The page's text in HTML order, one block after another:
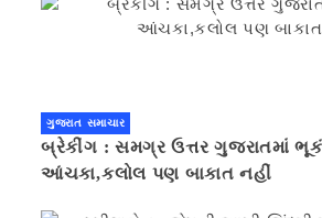
ગુજરાત સમાચાર
બ્રેકીંગ : સમગ્ર ઉત્તર ગુજરાતમાં
આંચકા,કલોલ પણ બાકાત નહીં